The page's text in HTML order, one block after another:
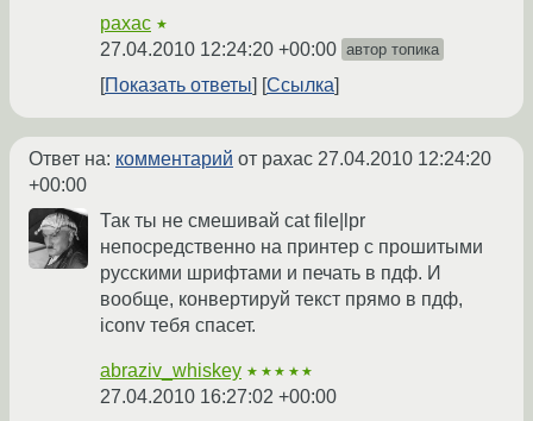
paxac ★
27.04.2010 12:24:20 +00:00 автор топика
Показать ответы Ссылка
Ответ на: комментарий от paxac 27.04.2010 12:24:20
+00:00
Так ты не смешивай cat file|lpr
непосредственно на принтер с прошитыми
русскими шрифтами и печать в пдф. И
вообще, конвертируй текст прямо в пдф,
iconv тебя спасет.
abraziv_whiskey ★★★★★
27.04.2010 16:27:02 +00:00